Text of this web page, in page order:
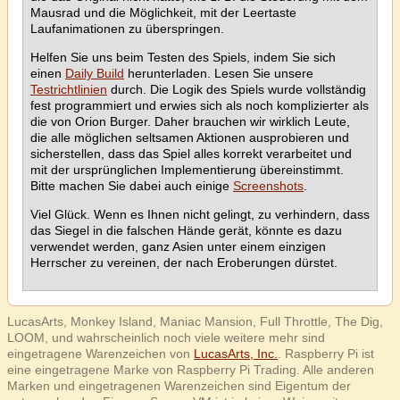
Mausrad und die Möglichkeit, mit der Leertaste
Laufanimationen zu überspringen.
Helfen Sie uns beim Testen des Spiels, indem Sie sich
einen Daily Build herunterladen. Lesen Sie unsere
Testrichtlinien durch. Die Logik des Spiels wurde vollständig
fest programmiert und erwies sich als noch komplizierter als
die von Orion Burger. Daher brauchen wir wirklich Leute,
die alle möglichen seltsamen Aktionen ausprobieren und
sicherstellen, dass das Spiel alles korrekt verarbeitet und
mit der ursprünglichen Implementierung übereinstimmt.
Bitte machen Sie dabei auch einige Screenshots
Viel Glück. Wenn es Ihnen nicht gelingt, zu verhindern, dass
das Siegel in die falschen Hände gerät, könnte es dazu
verwendet werden, ganz Asien unter einem einzigen
Herrscher zu vereinen, der nach Eroberungen dürstet.
LucasArts, Monkey Island, Maniac Mansion, Full Throttle, The Dig,
LOOM, und wahrscheinlich noch viele weitere mehr sind
eingetragene Warenzeichen von LucasArts, Inc.
. Raspberry Pi ist
eine eingetragene Marke von Raspberry Pi Trading. Alle anderen
Marken und eingetragenen Warenzeichen sind Eigentum der